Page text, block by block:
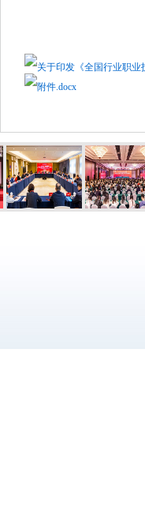
关于印发《全国行业职
附件.docx